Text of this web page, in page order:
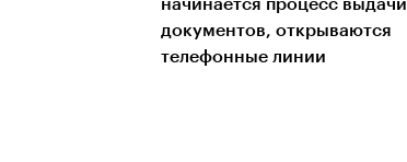
начинается процесс выдачи
документов, открываются
телефонные линии